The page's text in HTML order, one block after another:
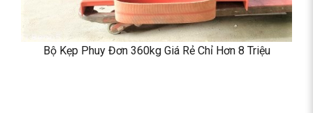
Bộ Kẹp Phuy Đơn 360kg Giá Rẻ Chỉ Hơn 8 Triệu